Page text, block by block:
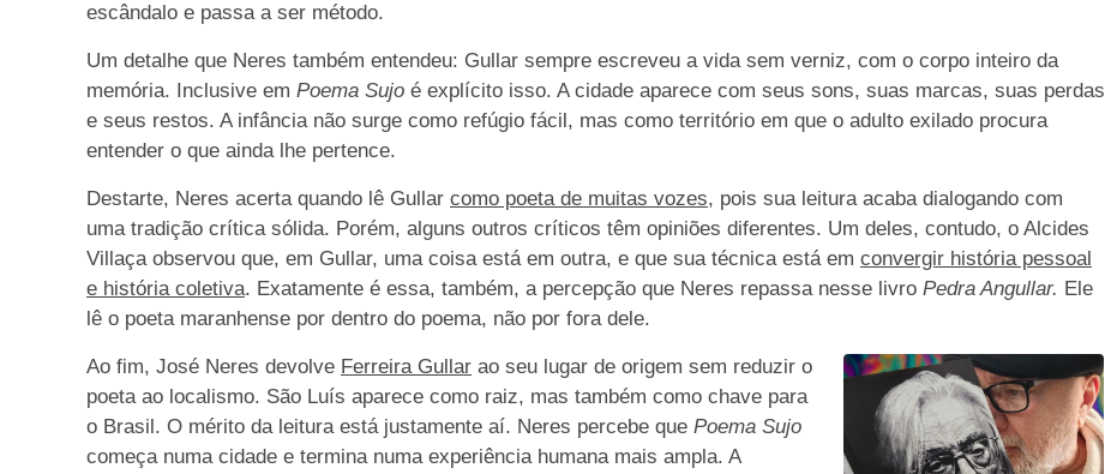
escândalo e passa a ser método.
Um detalhe que Neres também entendeu: Gullar sempre escreveu a vida sem verniz, com o corpo inteiro da
memória. Inclusive em Poema Sujo é explícito isso. A cidade aparece com seus sons, suas marcas, suas perdas
e seus restos. A infância não surge como refúgio fácil, mas como território em que o adulto exilado procura
entender o que ainda lhe pertence.
Destarte, Neres acerta quando lê Gullar como poeta de muitas vozes, pois sua leitura acaba dialogando com
uma tradição crítica sólida. Porém, alguns outros críticos têm opiniões diferentes. Um deles, contudo, o Alcides
Villaça observou que, em Gullar, uma coisa está em outra, e que sua técnica está em convergir história pessoal
e história coletiva. Exatamente é essa, também, a percepção que Neres repassa nesse livro Pedra Angullar. Ele
lê o poeta maranhense por dentro do poema, não por fora dele.
Ao fim, José Neres devolve Ferreira Gullar ao seu lugar de origem sem reduzir o
poeta ao localismo. São Luís aparece como raiz, mas também como chave para
o Brasil. O mérito da leitura está justamente aí. Neres percebe que Poema Sujo
começa numa cidade e termina numa experiência humana mais ampla. A